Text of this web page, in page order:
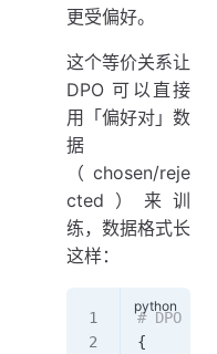
更受偏好。
这个等价关系让
DPO 可以直接
用「偏好对」数
据
（chosen/reje
cted）来训
练，数据格式长
这样：
# DPO 的
{